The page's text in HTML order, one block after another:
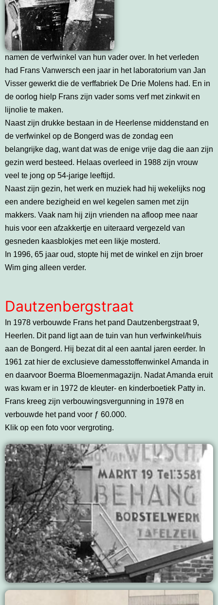
namen de verfwinkel van hun vader over. In het verleden
had Frans Vanwersch een jaar in het laboratorium van Jan
Visser gewerkt die de verffabriek De Drie Molens had. En in
de oorlog hielp Frans zijn vader soms verf met zinkwit en
lijnolie te maken.
Naast zijn drukke bestaan in de Heerlense middenstand en
de verfwinkel op de Bongerd was de zondag een
belangrijke dag, want dat was de enige vrije dag die aan zijn
gezin werd besteed. Helaas overleed in 1988 zijn vrouw
veel te jong op 54-jarige leeftijd.
Naast zijn gezin, het werk en muziek had hij wekelijks nog
een andere bezigheid en wel kegelen samen met zijn
makkers. Vaak nam hij zijn vrienden na afloop mee naar
huis voor een afzakkertje en uiteraard vergezeld van
gesneden kaasblokjes met een likje mosterd.
In 1996, 65 jaar oud, stopte hij met de winkel en zijn broer
Wim ging alleen verder.
Dautzenbergstraat
In 1978 verbouwde Frans het pand Dautzenbergstraat 9,
Heerlen. Dit pand ligt aan de tuin van hun verfwinkel/huis
aan de Bongerd. Hij bezat dit al een aantal jaren eerder. In
1961 zat hier de exclusieve damesstoffenwinkel Amanda in
en daarvoor Boerma Bloemenmagazijn. Nadat Amanda eruit
was kwam er in 1972 de kleuter- en kinderboetiek Patty in.
Frans kreeg zijn verbouwingsvergunning in 1978 en
verbouwde het pand voor ƒ 60.000.
Klik op een foto voor vergroting.